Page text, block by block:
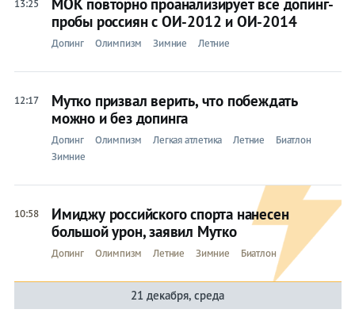
13:25
МОК повторно проанализирует все допинг-
пробы россиян с ОИ-2012 и ОИ-2014
Допинг Олимпизм Зимние Летние
12:17
Мутко призвал верить, что побеждать
можно и без допинга
Допинг Олимпизм Легкая атлетика Летние
Биатлон
Зимние
10:58
Имиджу российского спорта нанесен
большой урон, заявил Мутко
Допинг Олимпизм Летние Зимние Биатлон
21 декабря, среда